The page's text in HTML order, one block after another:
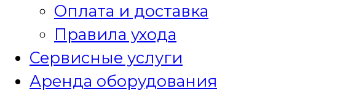
Оплата и доставка
Правила ухода
Сервисные услуги
Аренда оборудования